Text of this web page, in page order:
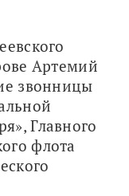
Артемий
звонницы
Главного
флота